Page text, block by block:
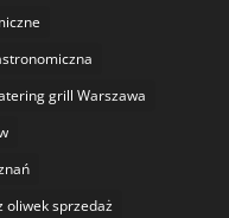
grill Warszawa
oliwek sprzedaż